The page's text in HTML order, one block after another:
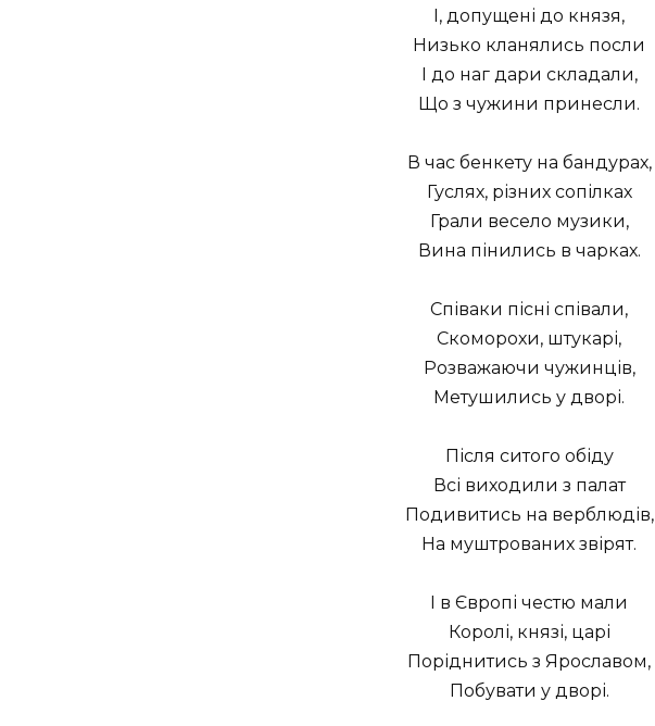
І, допущені до князя,
Низько кланялись посли
І до наг дари складали,
Що з чужини принесли.
В час бенкету на бандурах,
Гуслях, різних сопілках
Грали весело музики,
Вина пінились в чарках.
Співаки пісні співали,
Скоморохи, штукарі,
Розважаючи чужинців,
Метушились у дворі.
Після ситого обіду
Всі виходили з палат
Подивитись на верблюдів,
На муштрованих звірят.
І в Європі честю мали
Королі, князі, царі
Поріднитись з Ярославом,
Побувати у дворі.